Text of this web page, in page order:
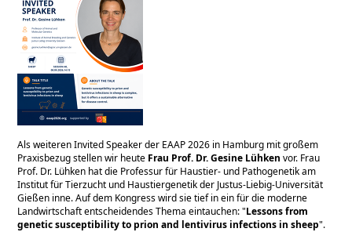
Als weiteren Invited Speaker der EAAP 2026 in Hamburg mit großem
Praxisbezug stellen wir heute Frau Prof. Dr. Gesine Lühken vor. Frau
Prof. Dr. Lühken hat die Professur für Haustier- und Pathogenetik am
Institut für Tierzucht und Haustiergenetik der Justus-Liebig-Universität
Gießen inne. Auf dem Kongress wird sie tief in ein für die moderne
Landwirtschaft entscheidendes Thema eintauchen: Lessons from
genetic susceptibility to prion and lentivirus infections in sheep .